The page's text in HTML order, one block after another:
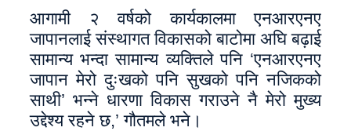
आगामी २ वर्षको कार्यकालमा एनआरएनए
जापानलाई संस्थागत विकासको बाटोमा अघि बढ़ाई
सामान्य भन्दा सामान्य व्यक्तिले पनि ‘एनआरएनए
जापान मेरो दुःखको पनि सुखको पनि नजिकको
साथी’ भन्ने धारणा विकास गराउने नै मेरो मुख्य
उद्देश्य रहने छ,’ गौतमले भने।